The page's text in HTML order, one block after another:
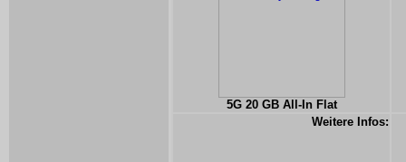
5G 20 GB All-In Flat
Weitere Infos: